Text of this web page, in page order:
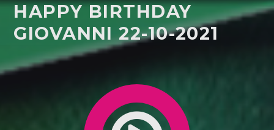
CERCA NEL SITO WEB:
HAPPY BIRTHDAY
GIOVANNI 22-10-2021